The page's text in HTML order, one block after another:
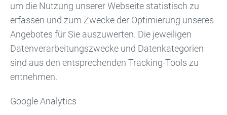
um die Nutzung unserer Webseite statistisch zu
erfassen und zum Zwecke der Optimierung unseres
Angebotes für Sie auszuwerten. Die jeweiligen
Datenverarbeitungszwecke und Datenkategorien
sind aus den entsprechenden Tracking-Tools zu
entnehmen.
Google Analytics